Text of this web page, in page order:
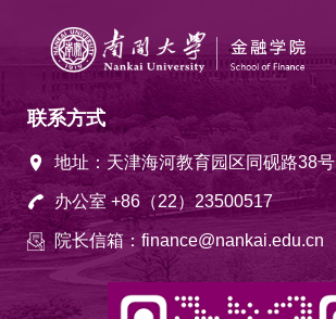
联系方式
地址：天津海河教育园区同砚路38号
办公室 +86（22）23500517
院长信箱：finance@nankai.edu.cn